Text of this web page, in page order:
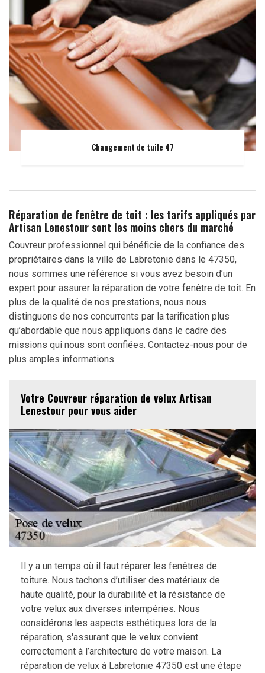
Changement de tuile 47
Réparation de fenêtre de toit : les tarifs appliqués par
Artisan Lenestour sont les moins chers du marché
Couvreur professionnel qui bénéficie de la confiance des
propriétaires dans la ville de Labretonie dans le 47350,
nous sommes une référence si vous avez besoin d’un
expert pour assurer la réparation de votre fenêtre de toit. En
plus de la qualité de nos prestations, nous nous
distinguons de nos concurrents par la tarification plus
qu’abordable que nous appliquons dans le cadre des
missions qui nous sont confiées. Contactez-nous pour de
plus amples informations.
Votre Couvreur réparation de velux Artisan
Lenestour pour vous aider
Il y a un temps où il faut réparer les fenêtres de
toiture. Nous tachons d’utiliser des matériaux de
haute qualité, pour la durabilité et la résistance de
votre velux aux diverses intempéries. Nous
considérons les aspects esthétiques lors de la
réparation, s'assurant que le velux convient
correctement à l’architecture de votre maison. La
réparation de velux à Labretonie 47350 est une étape